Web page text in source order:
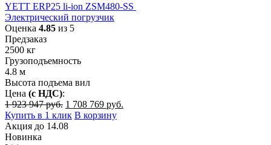
YETT ERP25 li-ion ZSM480-SS
Электрический погрузчик
Оценка 4.85 из 5
Предзаказ
2500 кг
Грузоподъемность
4.8 м
Высота подъема вил
Цена (с НДС):
1 923 947руб. Первоначальная
цена
составляла
1 708 769 руб.
Купить в 1 клик В корзину
Акция до 14.08
Новинка